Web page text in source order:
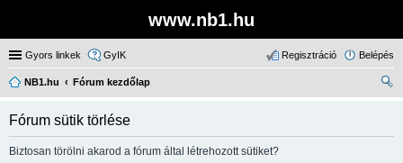
www.nb1.hu
Gyors linkek GyIK Belépés
Regisztráció
NB1.hu
Fórum kezdőlap
Fórum sütik törlése
Biztosan törölni akarod a fórum által létrehozott sütiket?